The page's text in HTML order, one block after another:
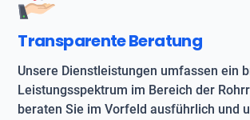
Transparente Beratung
Unsere Dienstleistungen umfassen ein
Leistungsspektrum im Bereich der
beraten Sie im Vorfeld ausführlich und